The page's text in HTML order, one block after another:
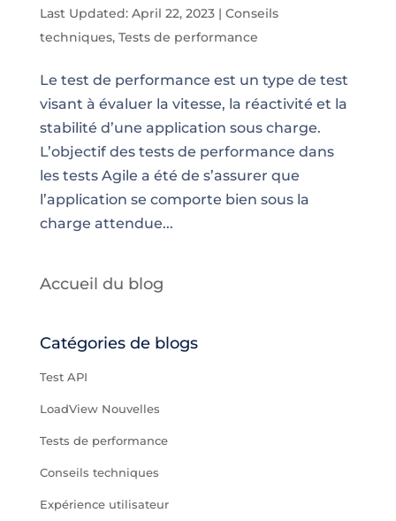
Last Updated: April 22, 2023| Conseils
techniques, Tests de performance
Le test de performance est un type de test
visant à évaluer la vitesse, la réactivité et la
stabilité d’une application sous charge.
L’objectif des tests de performance dans
les tests Agile a été de s’assurer que
l’application se comporte bien sous la
charge attendue...
Accueil du blog
Catégories de blogs
Test API
LoadView Nouvelles
Tests de performance
Conseils techniques
Expérience utilisateur